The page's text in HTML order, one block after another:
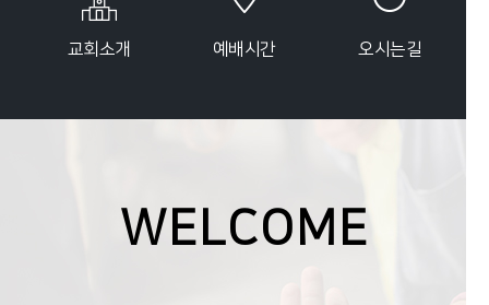
교회소개 예배시간 오시는길
WELCOME